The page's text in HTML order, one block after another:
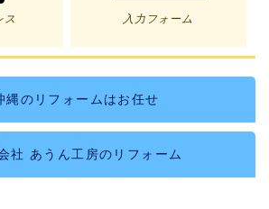
ス 入力フォーム
縄のリフォームはお任せ
社 あうん工房のリフォーム